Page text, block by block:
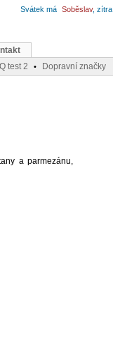
a parmezánu,
Svátek má Soběslav, zítra
IQ test 2 • Dopravní značky